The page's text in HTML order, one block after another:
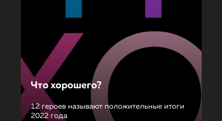
Что хорошего?
12 героев называют положительные итоги
2022 года